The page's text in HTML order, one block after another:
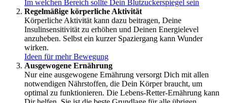
Im welchen Bereich sollte Dein Blutzuckerspiegel sein
Regelmäßige körperliche Aktivität
Körperliche Aktivität kann dazu beitragen, Deine
Insulinsensitivität zu erhöhen und Deinen Energielevel
anzuheben. Selbst ein kurzer Spaziergang kann Wunder
wirken.
Ideen für mehr Bewegung
Ausgewogene Ernährung
Nur eine ausgewogene Ernährung versorgt Dich mit allen
notwendigen Nährstoffen, die Dein Körper braucht, um
optimal zu funktionieren. Die Lebens-Retter-Ernährung kann